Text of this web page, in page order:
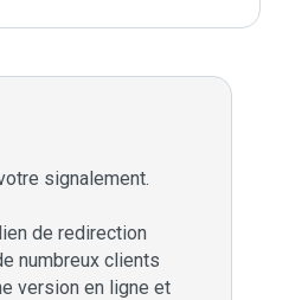
signalement.
de redirection
numbreux clients
version en ligne et